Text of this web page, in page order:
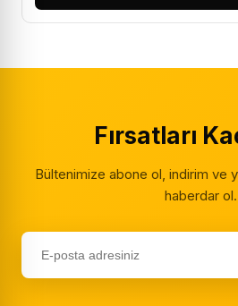
Fırsatları
Bültenimize abone ol, indirim ve
haberdar ol.